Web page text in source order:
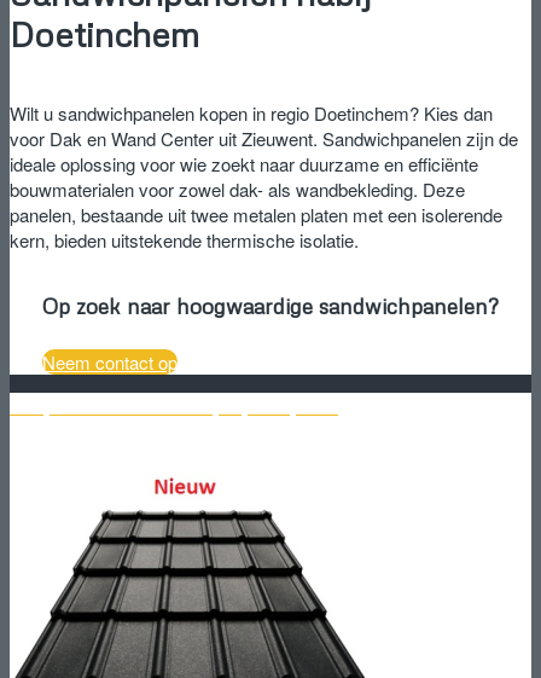
Doetinchem
Wilt u sandwichpanelen kopen in regio Doetinchem? Kies dan
voor Dak en Wand Center uit Zieuwent. Sandwichpanelen zijn de
ideale oplossing voor wie zoekt naar duurzame en efficiënte
bouwmaterialen voor zowel dak- als wandbekleding. Deze
panelen, bestaande uit twee metalen platen met een isolerende
kern, bieden uitstekende thermische isolatie.
Op zoek naar hoogwaardige sandwichpanelen?
Neem contact op